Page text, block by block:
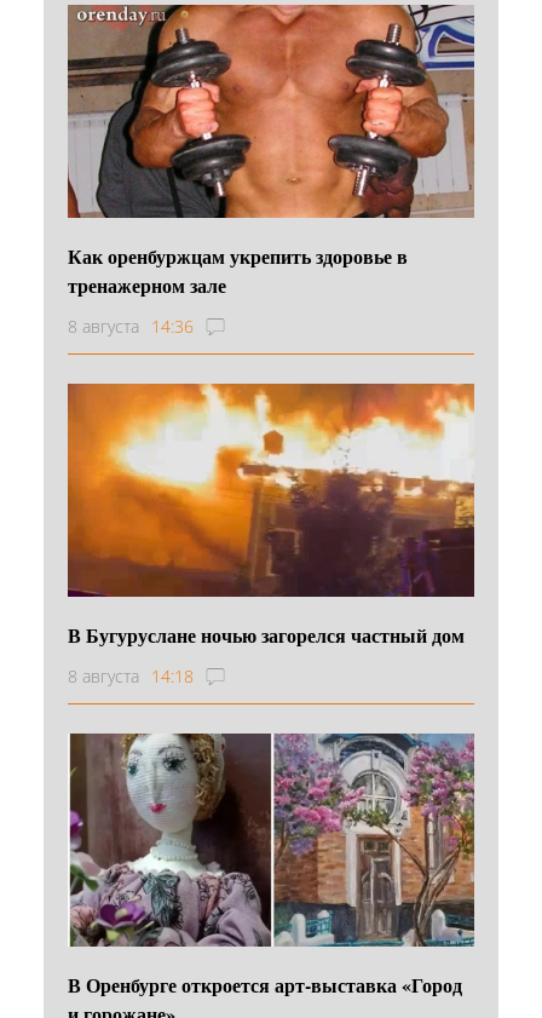
Как оренбуржцам укрепить здоровье в
тренажерном зале
8 августа 14:36
В Бугуруслане ночью загорелся частный дом
8 августа 14:18
В Оренбурге откроется арт-выставка «Город